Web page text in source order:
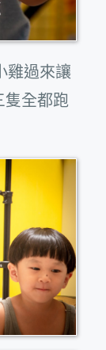
雞過來讓
隻全都跑